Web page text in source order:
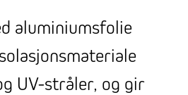
aluminiumsfolie
UV-stråler, og gir